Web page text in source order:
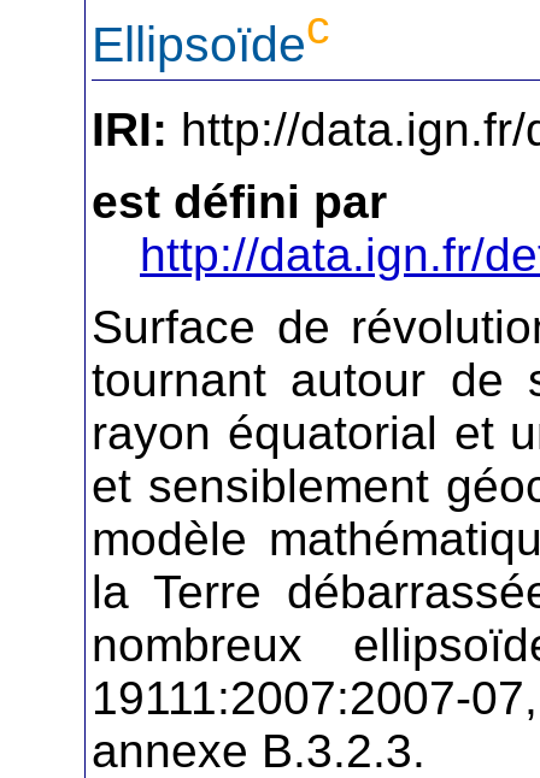
Ellipsoïdec
IRI: http://
est défini par
http://data.ign.fr/
Surface de
tournant autour de
rayon équatorial et
et sensiblement
modèle
la Terre
nombreux
19111:2007:2007-
annexe B.3.2.3.